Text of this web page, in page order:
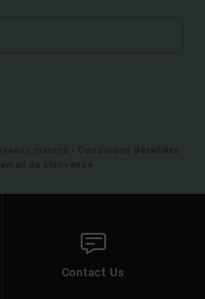
inscrits - Conditions détaillées
de bienvenue
Contact Us